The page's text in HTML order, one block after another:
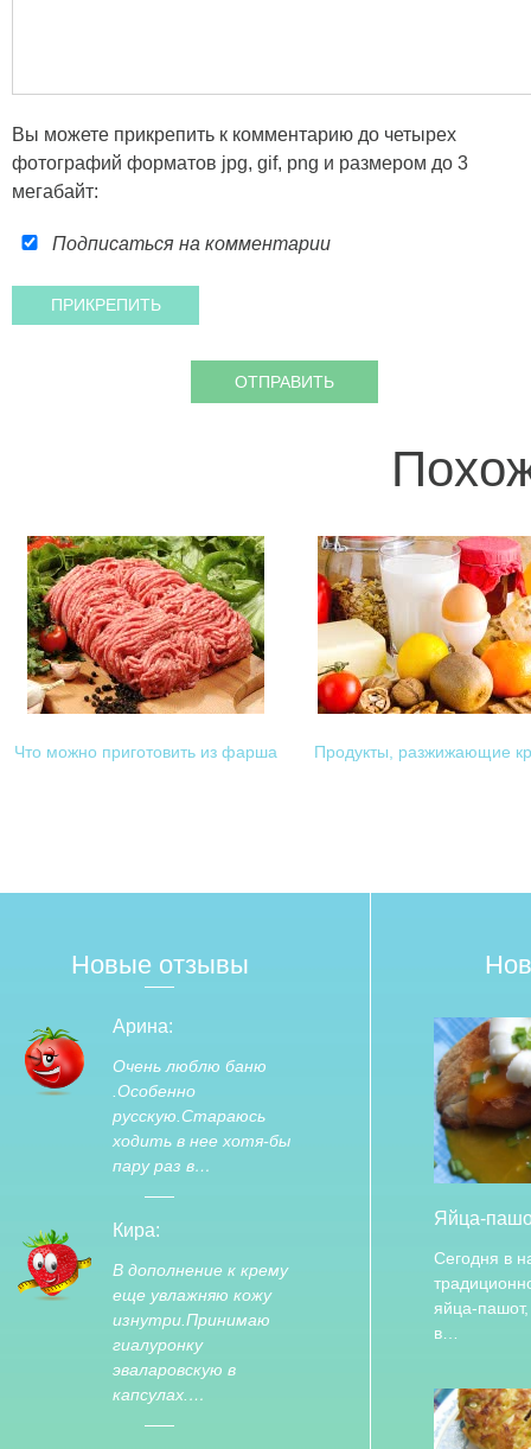
Вы можете прикрепить к комментарию до четырех
фотографий форматов jpg, gif, png и размером до 3
мегабайт:
Подписаться на комментарии
Что можно приготовить из фарша Продукты, разжижающие
Новые отзывы
Арина:
Очень люблю баню
.Особенно
русскую.Стараюсь
ходить в нее хотя-бы
пару раз в…
Кира:
В дополнение к крему
еще увлажняю кожу
изнутри.Принимаю
гиалуронку
эваларовскую в
капсулах.…
Яйца-
Сегодня в
яйца-
в…